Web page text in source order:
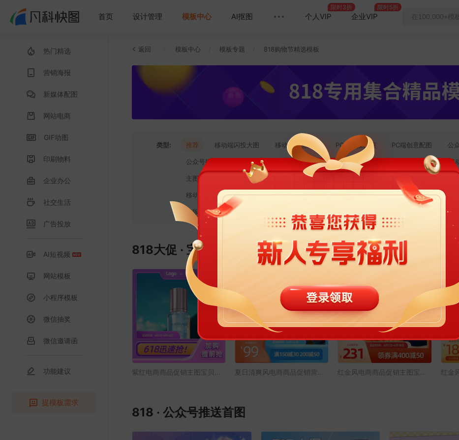
首页 设计管理 模板中心 AI抠图 个人VIP
限时3折
企业VIP
限时5折
热门精选
营销海报
新媒体配图
网站电商
GIF动图
印刷物料
企业办公
社交生活
广告投放
AI短视频
网站模板
小程序模板
微信抽奖
微信邀请函
功能建议
提模板需求
返回 模板中心 模板专题 818购物节精选模板
类型: 推荐 移动端闪投大图 移动端创意配图 PC端闪投大图 PC端创意配图 公
公众号推送小图 手机海报 长图海报 横向二维码 条漫 移
主图/直通车(3:4) 宝贝主图 直播悬浮窗 移动端钻展 宝贝详情
移动端竖版海报 印刷海报 2m 易拉宝 1.8m 展架 在看提示 引导关注
竖版直播背景
818大促 · 宝贝主图
818 · 公众号推送首图